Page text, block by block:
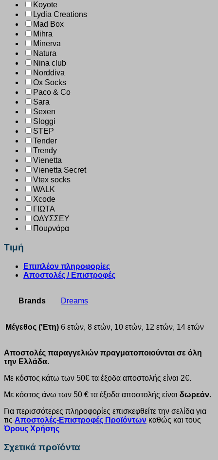
Koyote
Lydia Creations
Mad Box
Mihra
Minerva
Natura
Nina club
Norddiva
Ox Socks
Paco & Co
Sara
Sexen
Sloggi
STEP
Tender
Trendy
Vienetta
Vienetta Secret
Vtex socks
WALK
Xcode
ΓΙΩΤΑ
ΟΔΥΣΣΕΥ
Πουρνάρα
Τιμή
Επιπλέον πληροφορίες
Αποστολές / Επιστροφές
Brands Dreams
Μέγεθος ('Ετη) 6 ετών, 8 ετών, 10 ετών, 12 ετών, 14 ετών
Αποστολές παραγγελιών πραγματοποιούνται σε όλη
την Ελλάδα.
Με κόστος κάτω των 50€ τα έξοδα αποστολής είναι 2€.
Με κόστος άνω των 50 € τα έξοδα αποστολής είναι δωρεάν.
Για περισσότερες πληροφορίες επισκεφθείτε την σελίδα για
τις Αποστολές-Επιστροφές Προϊόντων καθώς και τους
Όρους Χρήσης
Σχετικά προϊόντα